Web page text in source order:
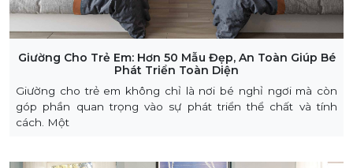
Giường Cho Trẻ Em: Hơn 50 Mẫu Đẹp, An Toàn Giúp Bé
Phát Triển Toàn Diện
Giường cho trẻ em không chỉ là nơi bé nghỉ ngơi mà còn
góp phần quan trọng vào sự phát triển thể chất và tính
cách. Một